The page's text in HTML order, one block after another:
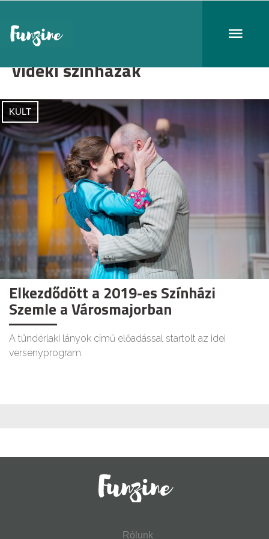
vidéki színházak
KULT
Elkezdődött a 2019-es Színházi
Szemle a Városmajorban
A tündérlaki lányok című előadással startolt az idei
versenyprogram.
Rólunk